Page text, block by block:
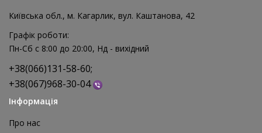
Київська обл., м. Кагарлик, вул. Каштанова, 42
Графік роботи:
Пн-Сб с 8:00 до 20:00, Нд - вихідний
+38(066)131-58-60;
+38(067)968-30-04
Інформація
Про нас